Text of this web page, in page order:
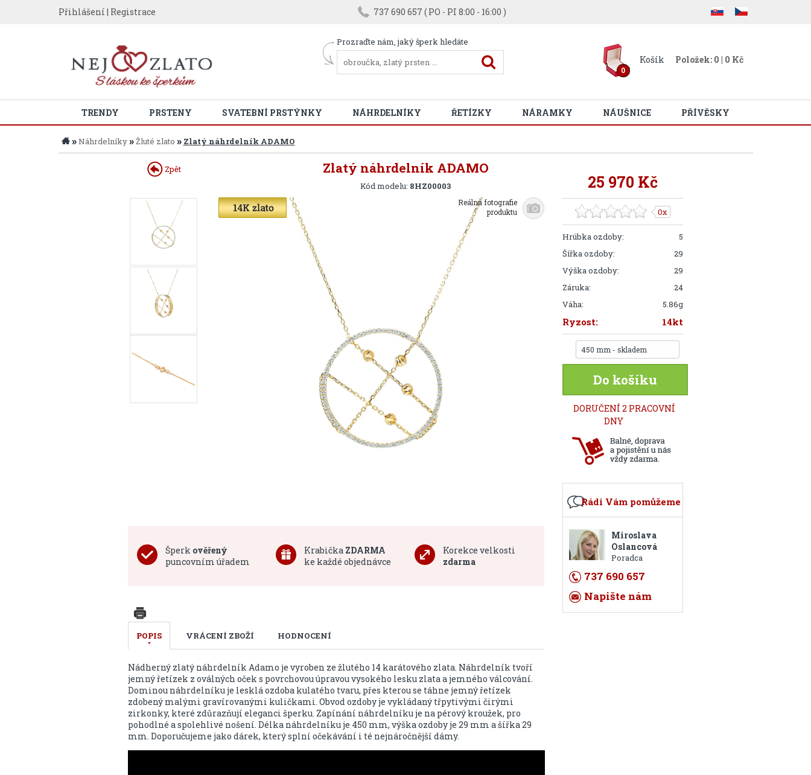
Přihlášení | Registrace 737 690 657 ( PO - PI 8:00 - 16:00 )
Prozraďte nám, jaký šperk hledáte
0
Košík Položek: 0 | 0 Kč
TRENDY PRSTENY SVATEBNÍ PRSTÝNKY NÁHRDELNÍKY ŘETÍZKY NÁRAMKY NÁUŠNICE PŘÍVĚSKY
»Náhrdelníky»Žluté zlato » Zlatý náhrdelník ADAMO
Zlatý náhrdelník ADAMO
Kód modelu: 8HZ00003
Zpět
Reálná fotografie
produktu
Šperk ověřený
puncovním úřadem
Krabička ZDARMA
ke každé objednávce
Korekce velkosti
zdarma
POPIS VRÁCENÍ ZBOŽÍ HODNOCENÍ
Nádherný zlatý náhrdelník Adamo je vyroben ze žlutého 14 karátového zlata. Náhrdelník tvoří
jemný řetízek z oválných oček s povrchovou úpravou vysokého lesku zlata a jemného válcování.
Dominou náhrdelníku je lesklá ozdoba kulatého tvaru, přes kterou se táhne jemný řetízek
zdobený malými gravírovanými kuličkami. Obvod ozdoby je vykládaný třpytivými čirými
zirkonky, které zdůrazňují eleganci šperku. Zapínání náhrdelníku je na pérový kroužek, pro
pohodlné a spolehlivé nošení. Délka náhrdelníku je 450 mm, výška ozdoby je 29 mm a šířka 29
mm. Doporučujeme jako dárek, který splní očekávání i té nejnáročnější dámy.
25 970 Kč
0x
Hrúbka ozdoby:
5
Šířka ozdoby:
29
Výška ozdoby:
29
Záruka:
24
Váha:
5.86g
Ryzost: 14kt
450 mm - skladem
Do košíku
DORUČENÍ 2 PRACOVNÍ
DNY
Rádi Vám pomůžeme
Miroslava
Oslancová
Poradca
737 690 657
Napište nám